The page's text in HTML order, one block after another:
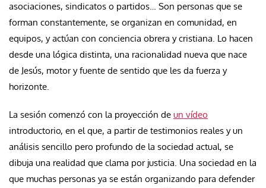
asociaciones, sindicatos o partidos… Son personas que se
forman constantemente, se organizan en comunidad, en
equipos, y actúan con conciencia obrera y cristiana. Lo hacen
desde una lógica distinta, una racionalidad nueva que nace
de Jesús, motor y fuente de sentido que les da fuerza y
horizonte.
La sesión comenzó con la proyección de un vídeo
introductorio, en el que, a partir de testimonios reales y un
análisis sencillo pero profundo de la sociedad actual, se
dibuja una realidad que clama por justicia. Una sociedad en la
que muchas personas ya se están organizando para defender